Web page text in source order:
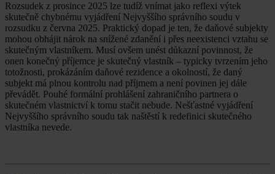
Rozsudek z prosince 2025 lze tudíž vnímat jako reflexi výtek
skutečně chybnému vyjádření Nejvyššího správního soudu v
rozsudku z června 2025. Praktický dopad je ten, že daňové subjekty
mohou obhájit nárok na snížené zdanění i přes neexistenci vztahu se
skutečným vlastníkem. Musí ovšem unést důkazní povinnost, že
onen konečný příjemce je skutečný vlastník – typicky tvrzením jeho
totožnosti, prokázáním daňové rezidence a okolností, že daný
subjekt má plnou kontrolu nad příjmem a není povinen jej dále
převádět. Pouhé formální prohlášení zahraničního partnera o
skutečném vlastnictví k tomu stačit nebude. Nešťastné vyjádření
Nejvyššího správního soudu tak naštěstí k redefinici skutečného
vlastníka nevede.